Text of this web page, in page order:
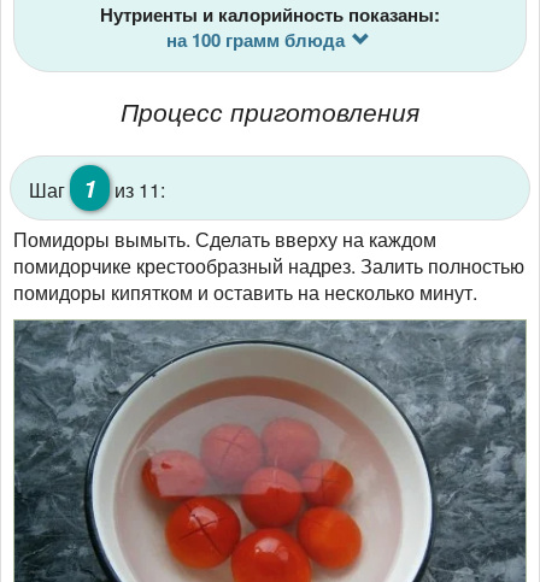
Нутриенты и калорийность показаны:
на 100 грамм блюда
Процесс приготовления
Шаг 1
из 11:
Помидоры вымыть. Сделать вверху на каждом
помидорчике крестообразный надрез. Залить полностью
помидоры кипятком и оставить на несколько минут.